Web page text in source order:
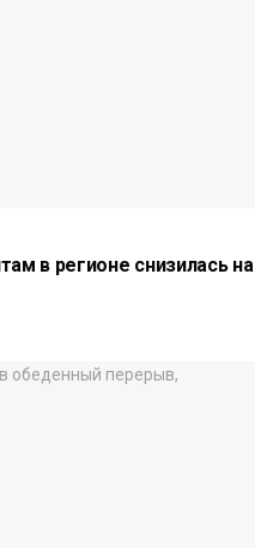
в регионе снизилась на